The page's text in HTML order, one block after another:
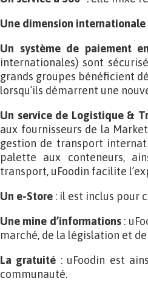
Une dimension internationale
Un système de paiement
internationales) sont
grands groupes bénéficient
lorsqu’ils démarrent une
Un service de Logistique &
aux fournisseurs de la
gestion de transport
palette aux conteneurs,
transport, uFoodin facilite
Un e-Store : il est inclus pour
Une mine d’informations:
marché, de la législation et
La gratuité : uFoodin est
communauté.